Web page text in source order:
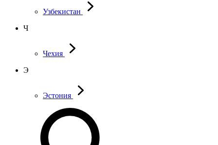
Узбекистан
Ч
Чехия
Э
Эстония